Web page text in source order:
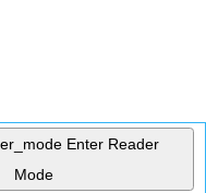
Enter Reader
Mode